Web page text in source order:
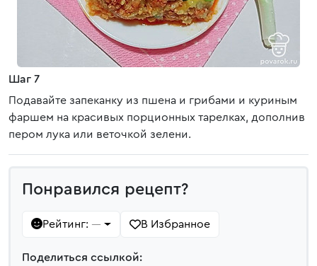
Шаг 7
Подавайте запеканку из пшена и грибами и куриным
фаршем на красивых порционных тарелках, дополнив
пером лука или веточкой зелени.
Понравился рецепт?
Рейтинг: — В Избранное
Поделиться ссылкой: